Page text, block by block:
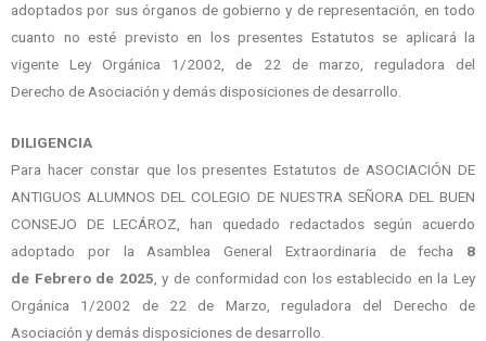
adoptados por sus órganos de gobierno y de representación, en todo
cuanto no esté previsto en los presentes Estatutos se aplicará la
vigente Ley Orgánica 1/2002, de 22 de marzo, reguladora del
Derecho de Asociación y demás disposiciones de desarrollo.
DILIGENCIA
Para hacer constar que los presentes Estatutos de ASOCIACIÓN DE
ANTIGUOS ALUMNOS DEL COLEGIO DE NUESTRA SEÑORA DEL BUEN
CONSEJO DE LECÁROZ, han quedado redactados según acuerdo
adoptado por la Asamblea General Extraordinaria de fecha 8
de Febrero de 2025 , y de conformidad con los establecido en la Ley
Orgánica 1/2002 de 22 de Marzo, reguladora del Derecho de
Asociación y demás disposiciones de desarrollo.